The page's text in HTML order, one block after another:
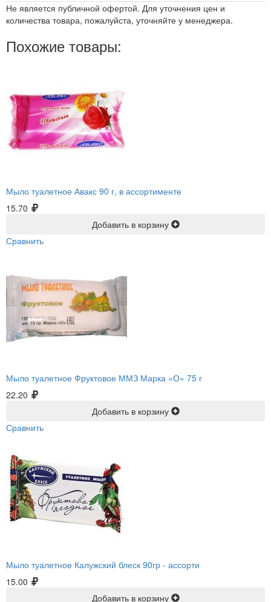
Не является публичной офертой. Для уточнения цен и
количества товара, пожалуйста, уточняйте у менеджера.
Похожие товары:
Мыло туалетное Авакс 90 г, в ассортименте
15.70
Добавить в корзину
Сравнить
Мыло туалетное Фруктовое ММЗ Марка «О» 75 г
22.20
Добавить в корзину
Сравнить
Мыло туалетное Калужский блеск 90гр - ассорти
15.00
Добавить в корзину